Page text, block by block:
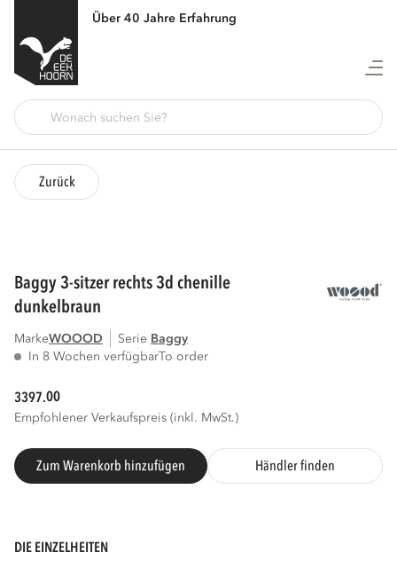
Über 40 Jahre Erfahrung
Zurück
baggy 3-sitzer rechts 3d chenille
dunkelbraun
MarkeWOOOD Serie
baggy
In 8 Wochen verfügbarTo order
3397.00
Empfohlener Verkaufspreis (inkl. MwSt.)
Zum Warenkorb hinzufügen Händler finden
DIE EINZELHEITEN